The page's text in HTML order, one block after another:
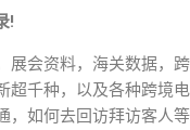
!
展会资料，海关数据，
千种，以及各种跨境电
，如何去回访拜访客人